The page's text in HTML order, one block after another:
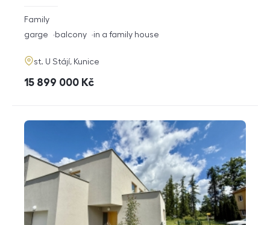
rozměry
disposition
Family
funkce
garge balcony in a family house
adresa
st. U Stájí, Kunice
cena
15 899 000 Kč